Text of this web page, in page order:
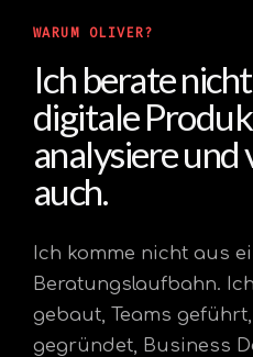
WARUM OLIVER?
Ich berate
digitale
analysiere
auch.
Ich komme nicht aus
Beratungslaufbahn.
gebaut, Teams
gegründet, Business